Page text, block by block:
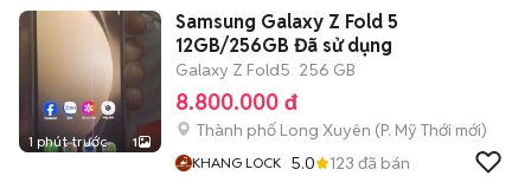
1 phút trước 1
Samsung Galaxy Z Fold 5
12GB/256GB Đã sử dụng
Galaxy Z Fold5 256 GB
8.800.000 đ
Thành phố Long Xuyên (P. Mỹ Thới mới)
KHANG LOCK 5.0 123 đã bán